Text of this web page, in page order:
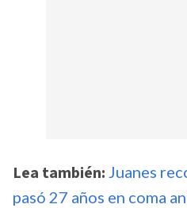
Lea también: Juanes
pasó 27 años en coma